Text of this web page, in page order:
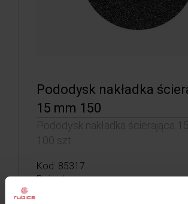
Pododysk nakładka
15 mm 150
Pododysk nakładka ścierająca
100 szt.
Kod: 85317
Poj: ml